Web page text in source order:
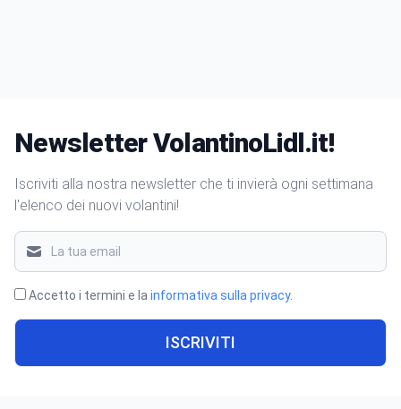
Newsletter VolantinoLidl.it!
Iscriviti alla nostra newsletter che ti invierà ogni settimana
l'elenco dei nuovi volantini!
Accetto i termini e la informativa sulla privacy.
ISCRIVITI